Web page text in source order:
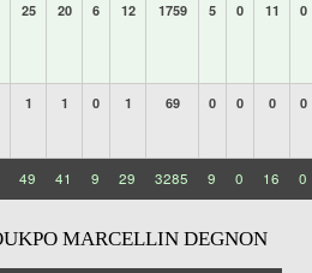
25 20 6 12 1759 5 0 11 0
1 1 0 1 69 0 0 0 0
49 41 9 29 3285 9 0 16 0
MARCELLIN DEGNON